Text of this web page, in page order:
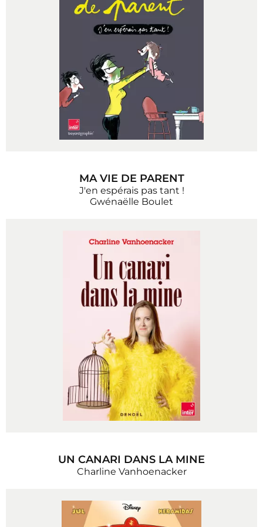
MA VIE DE PARENT
J'en espérais pas tant !
Gwénaëlle Boulet
UN CANARI DANS LA MINE
Charline Vanhoenacker